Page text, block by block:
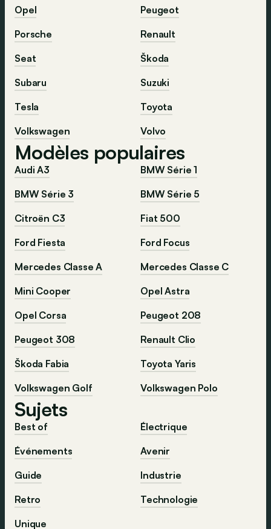
Opel
Peugeot
Porsche
Renault
Seat
Škoda
Subaru
Suzuki
Tesla
Toyota
Volkswagen
Volvo
Modèles populaires
Audi A3
BMW Série 1
BMW Série 3
BMW Série 5
Citroën C3
Fiat 500
Ford Fiesta
Ford Focus
Mercedes Classe A
Mercedes Classe C
Mini Cooper
Opel Astra
Opel Corsa
Peugeot 208
Peugeot 308
Renault Clio
Škoda Fabia
Toyota Yaris
Volkswagen Golf
Volkswagen Polo
Sujets
Best of
Électrique
Événements
Avenir
Guide
Industrie
Retro
Technologie
Unique